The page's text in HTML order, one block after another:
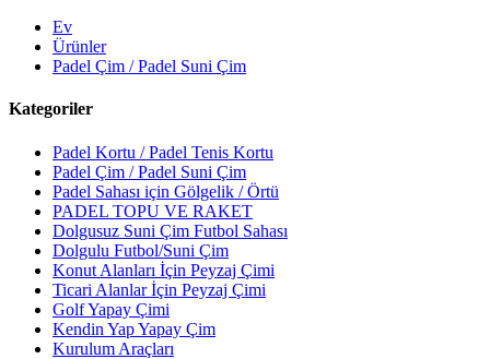
Ev
Ürünler
Padel Çim / Padel Suni Çim
Kategoriler
Padel Kortu / Padel Tenis Kortu
Padel Çim / Padel Suni Çim
Padel Sahası için Gölgelik / Örtü
PADEL TOPU VE RAKET
Dolgusuz Suni Çim Futbol Sahası
Dolgulu Futbol/Suni Çim
Konut Alanları İçin Peyzaj Çimi
Ticari Alanlar İçin Peyzaj Çimi
Golf Yapay Çimi
Kendin Yap Yapay Çim
Kurulum Araçları